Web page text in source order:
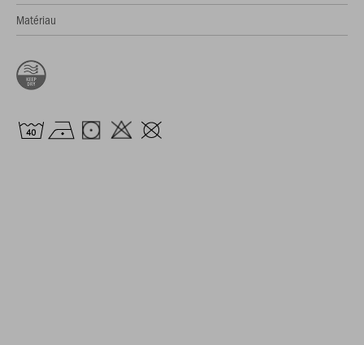
Matériau